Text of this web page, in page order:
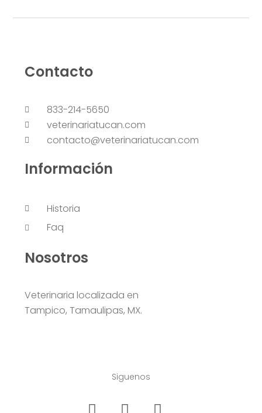
Contacto
833-214-5650
veterinariatucan.com
contacto@veterinariatucan.com
Información
Historia
Faq
Nosotros
Veterinaria localizada en
Tampico, Tamaulipas, MX.
Siguenos